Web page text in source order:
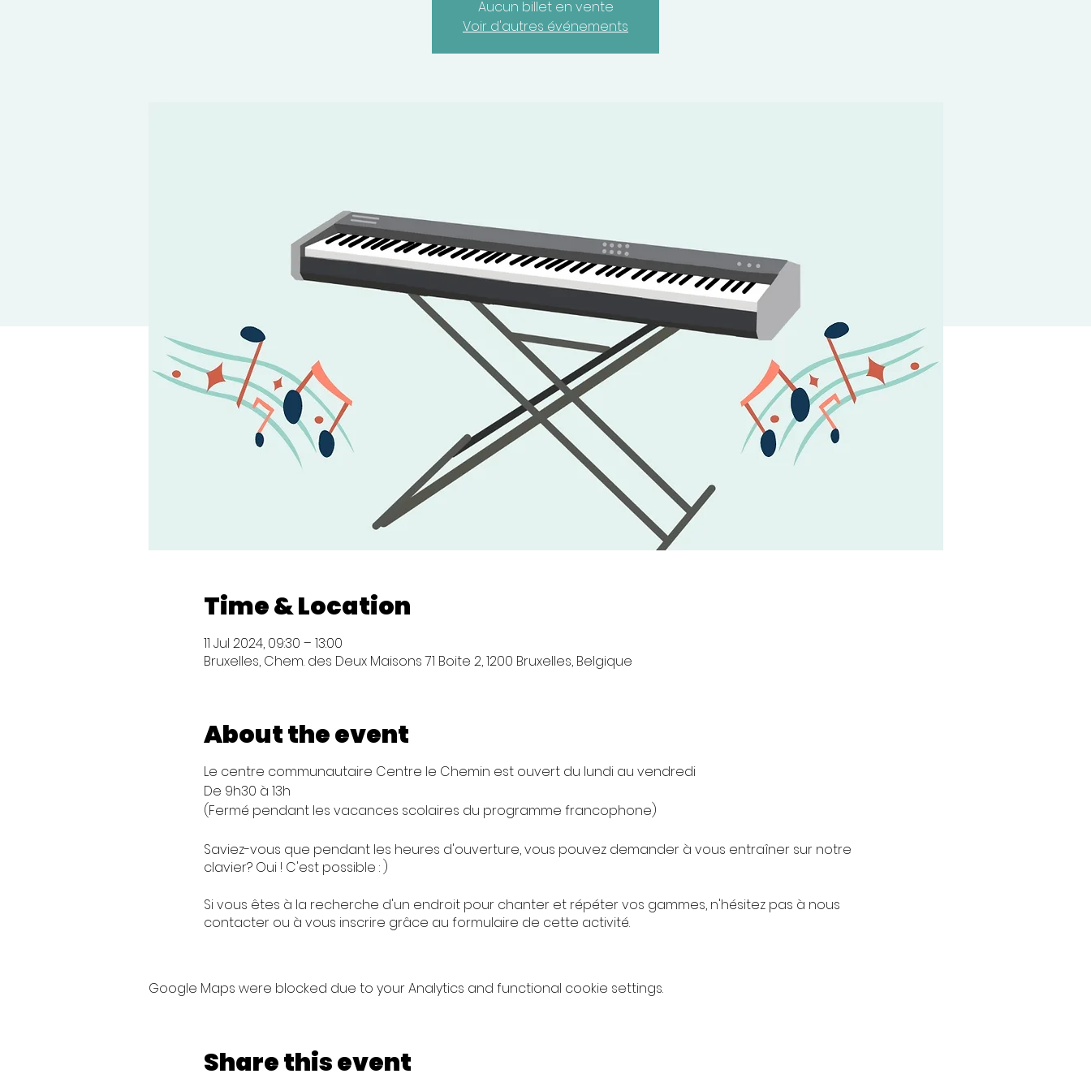
Aucun billet en vente
Voir d'autres événements
Time & Location
11 Jul 2024, 09:30 – 13:00
Bruxelles, Chem. des Deux Maisons 71 Boite 2, 1200 Bruxelles, Belgique
About the event
Le centre communautaire Centre le Chemin est ouvert du lundi au vendredi
De 9h30 à 13h
(Fermé pendant les vacances scolaires du programme francophone)
Saviez-vous que pendant les heures d'ouverture, vous pouvez demander à vous entraîner sur notre
clavier? Oui ! C'est possible : )
Si vous êtes à la recherche d'un endroit pour chanter et répéter vos gammes, n'hésitez pas à nous
contacter ou à vous inscrire grâce au formulaire de cette activité.
- PAF sugérée de 5€ pour une matinée de 3h ( paiement par cash, virement ou payconiq au moment de
- Marque du clavier peut vous être communiquée sur demande
- Vous pouvez également profiter des boissons chaudes mises à disposition dans l'espace Lounge.
Google Maps were blocked due to your Analytics and functional cookie settings.
Share this event